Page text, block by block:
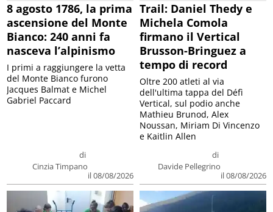
8 agosto 1786, la prima
ascensione del Monte
Bianco: 240 anni fa
nasceva l’alpinismo
di
Cinzia Timpano
il 08/08/2026
I primi a raggiungere la vetta
del Monte Bianco furono
Jacques Balmat e Michel
Gabriel Paccard
Trail: Daniel Thedy e
Michela Comola
firmano il Vertical
Brusson-Bringuez a
tempo di record
di
Davide Pellegrino
il 08/08/2026
Oltre 200 atleti al via
dell'ultima tappa del Défì
Vertical, sul podio anche
Mathieu Brunod, Alex
Noussan, Miriam Di Vincenzo
e Kaitlin Allen